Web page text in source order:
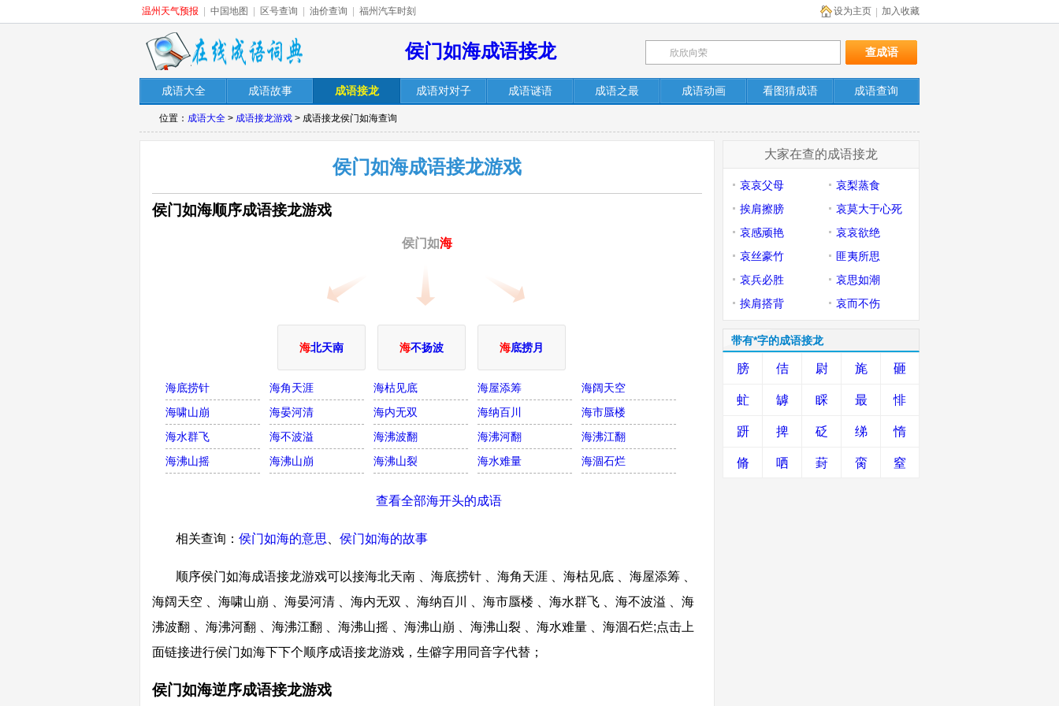
温州天气预报 中国地图 区号查询 油价查询 福州汽车时刻 加入收藏
设为主页
侯门如海成语接龙
成语大全 成语故事 成语接龙 成语对对子 成语谜语 成语之最 成语动画 看图猜成语 成语查询
位置： 成语大全 > 成语接龙游戏 > 成语接龙侯门如海查询
侯门如海成语接龙游戏
侯门如海顺序成语接龙游戏
侯门如海
海北天南 海不扬波 海底捞月
海底捞针 海角天涯 海枯见底 海屋添筹
海阔天空
海啸山崩
海晏河清 海内无双 海纳百川
海市蜃楼
海水群飞
海不波溢 海沸波翻 海沸河翻
海沸江翻
海沸山摇
海沸山崩 海沸山裂 海水难量 海涸石烂
查看全部海开头的成语
相关查询： 侯门如海的意思 侯门如海的故事
顺序侯门如海成语接龙游戏可以接海北天南 、海底捞针 、海角天涯 、海枯见底 、海屋添筹 、
海阔天空 、海啸山崩 、海晏河清 、海内无双 、海纳百川 、海市蜃楼 、海水群飞 、海不波溢 、海
沸波翻 、海沸河翻 、海沸江翻 、海沸山摇 、海沸山崩 、海沸山裂 、海水难量 、海涸石烂;点击上
面链接进行侯门如海下下个顺序成语接龙游戏，生僻字用同音字代替；
侯门如海逆序成语接龙游戏
大家在查的成语接龙
哀哀父母
哀梨蒸食
挨肩擦膀
哀莫大于心死
哀感顽艳
哀哀欲绝
哀丝豪竹
匪夷所思
哀兵必胜
哀思如潮
挨肩搭背
哀而不伤
带有*字的成语接龙
膀 佶 尉 旄 砸
虻 罅 睬 最 悱
趼 捭 砭 绨 惰
脩 哂 葑 脔 窒